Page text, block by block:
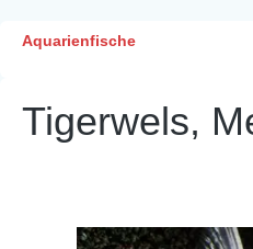
Aquarienfische
Tigerwels,
Bildergalerie überspringen